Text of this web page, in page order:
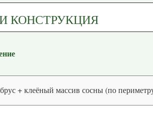
КОНСТРУКЦИЯ
+ клеёный массив сосны (по